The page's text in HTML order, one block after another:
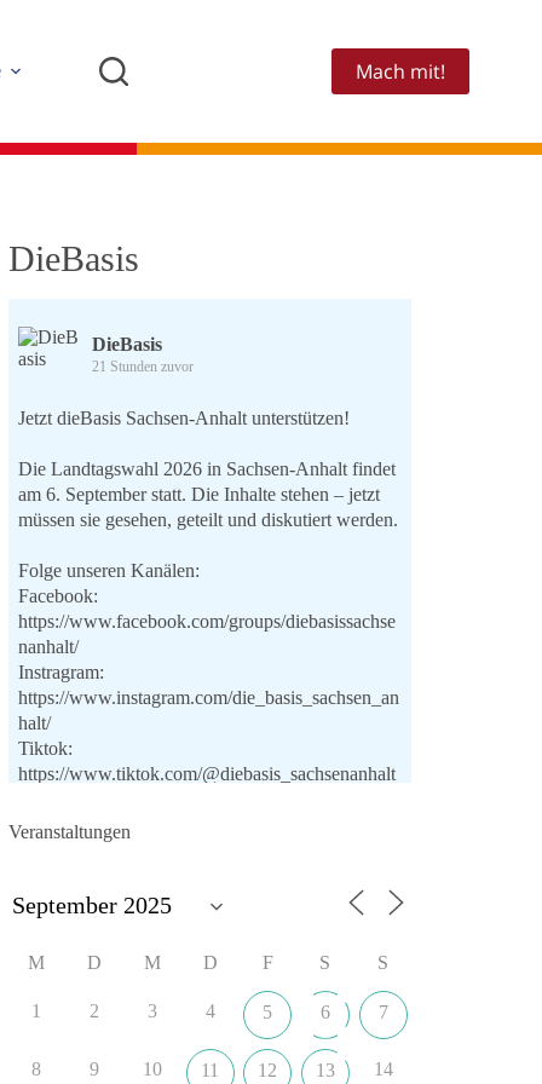
Mach mit!
DieBasis
DieBasis
21 Stunden zuvor
Jetzt dieBasis Sachsen-Anhalt unterstützen!
Die Landtagswahl 2026 in Sachsen-Anhalt findet
am 6. September statt. Die Inhalte stehen – jetzt
müssen sie gesehen, geteilt und diskutiert werden.
Folge unseren Kanälen:
Facebook:
https://www.facebook.com/groups/diebasissachse
nanhalt/
Instragram:
https://www.instagram.com/die_basis_sachsen_an
halt/
Tiktok:
https://www.tiktok.com/@diebasis_sachsenanhalt
Youtube:
🟩🟩🟦🟦🟥🟥🟧🟧
Like, teile und kommentiere unsere Beiträge,
wir stehen und warum es sich lohnt, dieBasis zu
https://diebasis-st.de/wahlprogramm/
Veranstaltungen
M D M D F S S
1 2 3 4 5 6 7
8 9 10 11 12 13 14